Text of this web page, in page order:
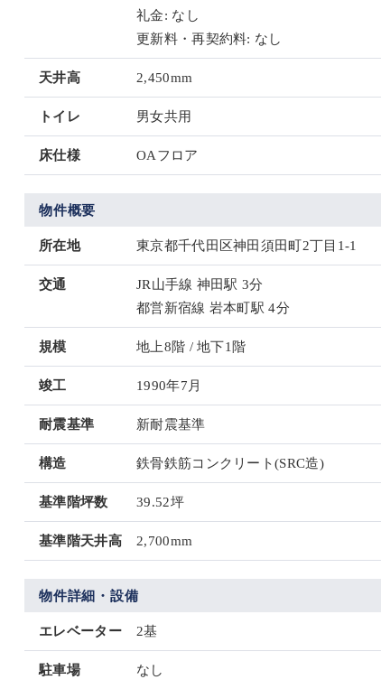
礼金: なし
更新料・再契約料: なし
天井高 2,450mm
トイレ 男女共用
床仕様 OAフロア
物件概要
所在地 東京都千代田区神田須田町2丁目1-1
交通
JR山手線 神田駅 3分
都営新宿線 岩本町駅 4分
規模 地上8階 / 地下1階
竣工 1990年7月
耐震基準 新耐震基準
構造 鉄骨鉄筋コンクリート(SRC造)
基準階坪数 39.52坪
基準階天井高 2,700mm
物件詳細・設備
エレベーター 2基
駐車場 なし